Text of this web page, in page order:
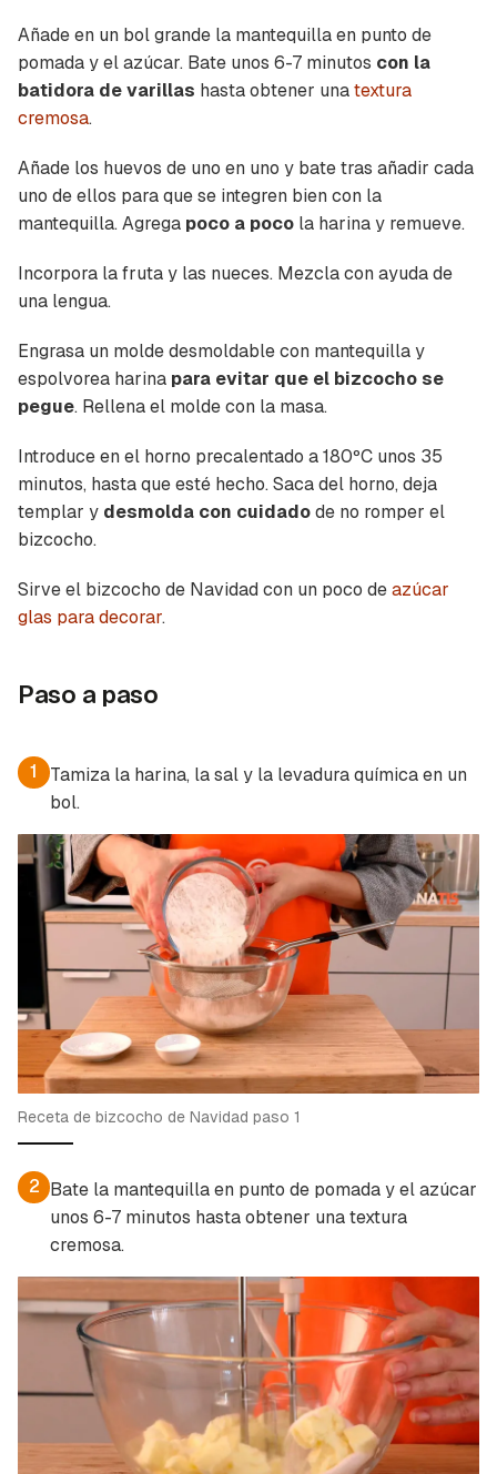
Guardar como favorito
Añade en un bol grande la mantequilla en punto de
pomada y el azúcar. Bate unos 6-7 minutos con la
batidora de varillas hasta obtener unatextura
cremosa.
Añade los huevos de uno en uno y bate tras añadir cada
uno de ellos para que se integren bien con la
mantequilla. Agrega poco a poco la harina y remueve.
Incorpora la fruta y las nueces. Mezcla con ayuda de
una lengua.
Engrasa un molde desmoldable con mantequilla y
espolvorea harina para evitar que el bizcocho se
pegue. Rellena el molde con la masa.
Introduce en el horno precalentado a 180ºC unos 35
minutos, hasta que esté hecho. Saca del horno, deja
templar y desmolda con cuidadode no romper el
bizcocho.
Sirve el bizcocho de Navidad con un poco deazúcar
glas para decorar.
Paso a paso
1
Tamiza la harina, la sal y la levadura química en un
bol.
Receta de bizcocho de Navidad paso 1
2 Bate la mantequilla en punto de pomada y el azúcar
unos 6-7 minutos hasta obtener una textura
cremosa.
Contenido enviado